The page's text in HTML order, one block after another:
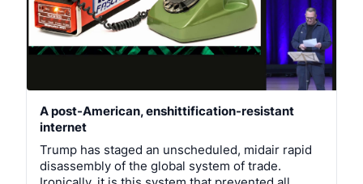
A post-American, enshittification-resistant
internet
Trump has staged an unscheduled, midair rapid
disassembly of the global system of trade.